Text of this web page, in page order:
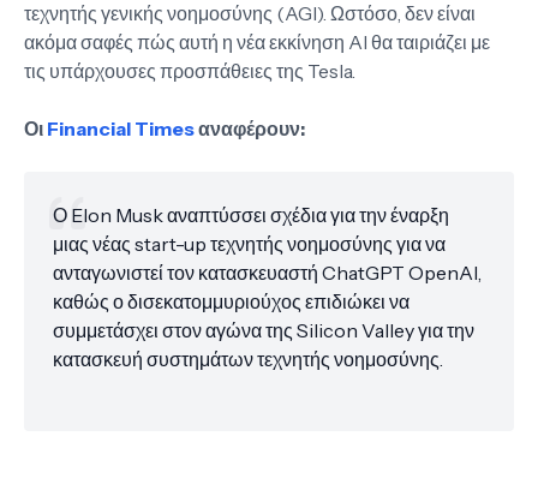
τεχνητής γενικής νοημοσύνης (AGI). Ωστόσο, δεν είναι
ακόμα σαφές πώς αυτή η νέα εκκίνηση AI θα ταιριάζει με
τις υπάρχουσες προσπάθειες της Tesla.
Οι Financial Timesαναφέρουν:
Ο Elon Musk αναπτύσσει σχέδια για την έναρξη
μιας νέας start-up τεχνητής νοημοσύνης για να
ανταγωνιστεί τον κατασκευαστή ChatGPT OpenAI,
καθώς ο δισεκατομμυριούχος επιδιώκει να
συμμετάσχει στον αγώνα της Silicon Valley για την
κατασκευή συστημάτων τεχνητής νοημοσύνης.